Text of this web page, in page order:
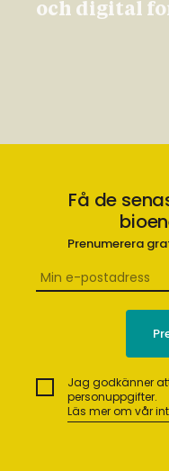
och digital
Få de
Prenumerera
Jag godkänner
personuppgifter.
Läs mer om vår